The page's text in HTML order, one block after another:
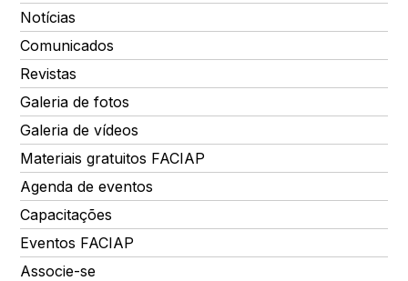
Notícias
Comunicados
Revistas
Galeria de fotos
Galeria de vídeos
Materiais gratuitos FACIAP
Agenda de eventos
Capacitações
Eventos FACIAP
Associe-se